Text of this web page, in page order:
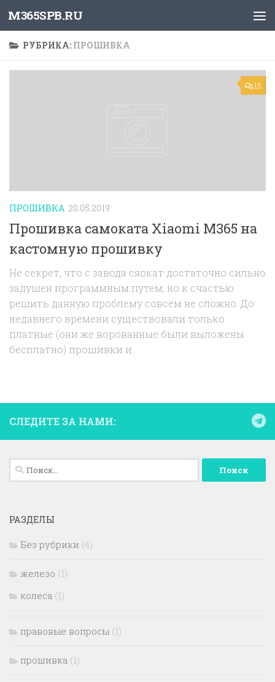
Skip to content
M365SPB.RU
РУБРИКА: ПРОШИВКА
13
ПРОШИВКА 20.05.2019
Прошивка самоката Xiaomi M365 на
кастомную прошивку
Не секрет, что с завода сяокат достаточно сильно
задушен программным путем, но к счастью
решить данную проблему совсем не сложно. До
недавнего времени существовали только
платные (они же ворованные были выложены
бесплатно) прошивки и...
СЛЕДИТЕ ЗА НАМИ:
Найти:
РАЗДЕЛЫ
Без рубрики (4)
железо (1)
колеса (1)
правовые вопросы (1)
прошивка (1)